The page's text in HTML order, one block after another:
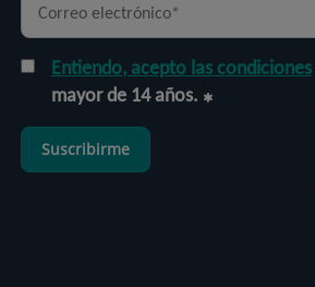
Entiendo, acepto las condiciones
mayor de 14 años.
Suscribirme